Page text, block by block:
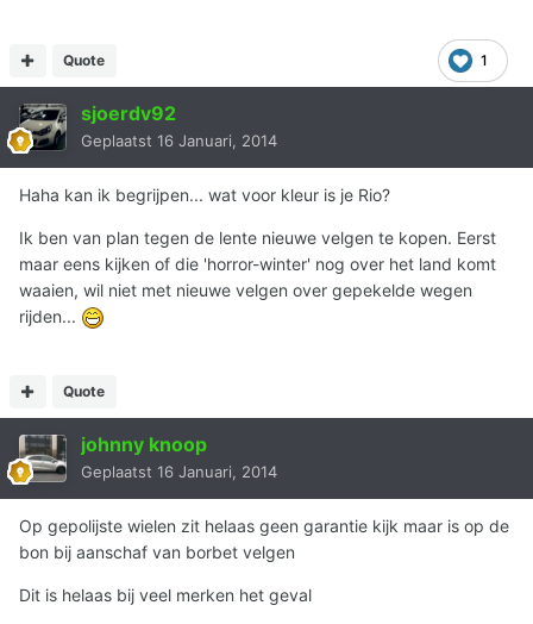
1
Quote
sjoerdv92
Geplaatst 16 Januari, 2014
Haha kan ik begrijpen... wat voor kleur is je Rio?
Ik ben van plan tegen de lente nieuwe velgen te kopen. Eerst
maar eens kijken of die 'horror-winter' nog over het land komt
waaien, wil niet met nieuwe velgen over gepekelde wegen
rijden...
Quote
johnny knoop
Geplaatst 16 Januari, 2014
Op gepolijste wielen zit helaas geen garantie kijk maar is op de
bon bij aanschaf van borbet velgen
Dit is helaas bij veel merken het geval